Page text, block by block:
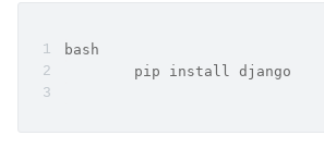
bash
	pip install django